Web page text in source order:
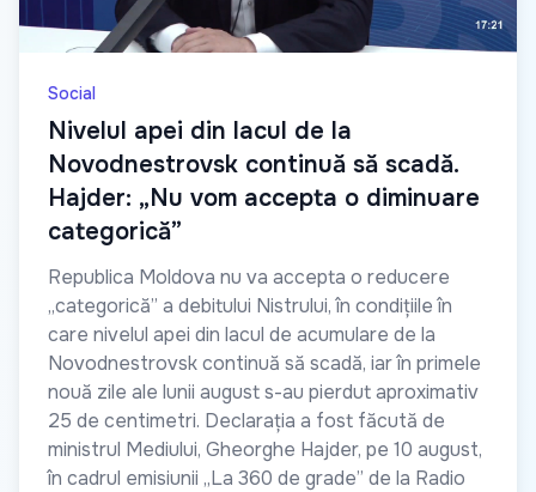
Social
Nivelul apei din lacul de la
Novodnestrovsk continuă să scadă.
Hajder: „Nu vom accepta o diminuare
categorică”
Republica Moldova nu va accepta o reducere
„categorică” a debitului Nistrului, în condițiile în
care nivelul apei din lacul de acumulare de la
Novodnestrovsk continuă să scadă, iar în primele
nouă zile ale lunii august s-au pierdut aproximativ
25 de centimetri. Declarația a fost făcută de
ministrul Mediului, Gheorghe Hajder, pe 10 august,
în cadrul emisiunii „La 360 de grade” de la Radio